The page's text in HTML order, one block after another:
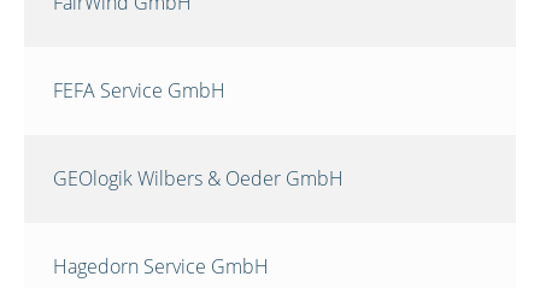
FEFA Service GmbH
GEOlogik Wilbers & Oeder GmbH
Hagedorn Service GmbH